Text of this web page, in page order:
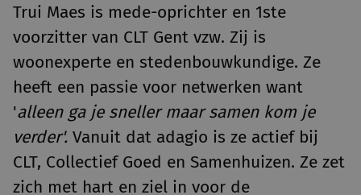
Trui Maes is mede-oprichter en 1ste
voorzitter van CLT Gent vzw. Zij is
woonexperte en stedenbouwkundige. Ze
heeft een passie voor netwerken want
'alleen ga je sneller maar samen kom je
verder'. Vanuit dat adagio is ze actief bij
CLT, Collectief Goed en Samenhuizen. Ze zet
zich met hart en ziel in voor de